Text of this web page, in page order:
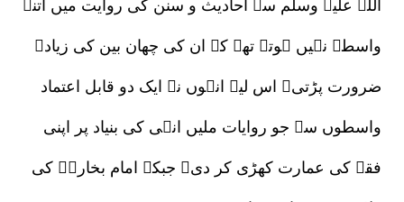
اللہ علیہ وسلم سے احادیث و سنن کی روایت میں اتنے
واسطے نہیں ہوتے تھے کہ ان کی چھان بین کی زیادہ
ضرورت پڑتی۔ اس لیے انہوں نے ایک دو قابل اعتماد
واسطوں سے جو روایات ملیں انہی کی بنیاد پر اپنی
فقہ کی عمارت کھڑی کر دی۔ جبکہ امام بخاریؒ کی